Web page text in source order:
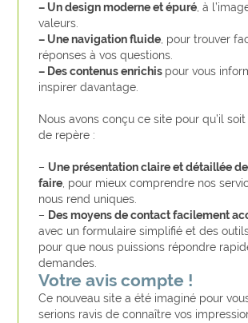
– Un design moderne et épuré , à
valeurs.
– Une navigation fluide , pour trouver
réponses à vos questions.
– Des contenus enrichis pour vous
inspirer davantage.
Nous avons conçu ce site pour qu’il
de repère :
– Une présentation claire et détaillée
faire , pour mieux comprendre nos
nous rend uniques.
– Des moyens de contact facilement
avec un formulaire simplifié et des
pour que nous puissions répondre
demandes.
Votre avis compte !
Ce nouveau site a été imaginé pour
serions ravis de connaître vos